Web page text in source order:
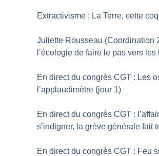
Extractivisme : La Terre, cette
Juliette Rousseau (Coordination
l’écologie de faire le pas vers
En direct du congrès CGT : Les
l’applaudimètre (jour 1)
En direct du congrès CGT :
s’indigner, la grève générale fait
En direct du congrès CGT : Feu